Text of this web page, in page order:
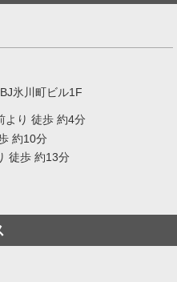
氷川町ビル1F
より 徒歩 約4分
約10分
徒歩 約13分